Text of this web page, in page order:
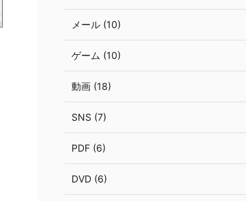
メール (10)
ゲーム (10)
動画 (18)
SNS (7)
PDF (6)
DVD (6)